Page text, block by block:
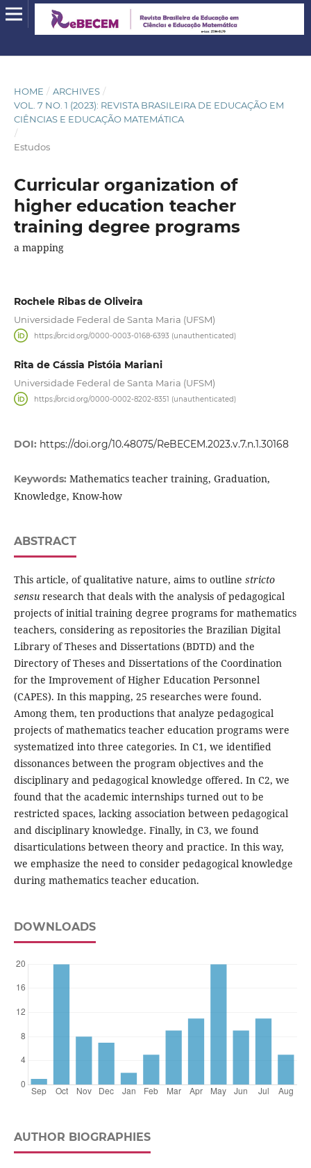
HOME / ARCHIVES /
VOL. 7 NO. 1 (2023): REVISTA BRASILEIRA DE EDUCAÇÃO EM
CIÊNCIAS E EDUCAÇÃO MATEMÁTICA
/
Estudos
Curricular organization of
higher education teacher
training degree programs
a mapping
Rochele Ribas de Oliveira
Universidade Federal de Santa Maria (UFSM)
https://orcid.org/0000-0003-0168-6393 (unauthenticated)
Rita de Cássia Pistóia Mariani
Universidade Federal de Santa Maria (UFSM)
https://orcid.org/0000-0002-8202-8351 (unauthenticated)
DOI: https://doi.org/10.48075/ReBECEM.2023.v.7.n.1.30168
Keywords: Mathematics teacher training, Graduation,
Knowledge, Know-how
ABSTRACT
This article, of qualitative nature, aims to outline stricto
sensuresearch that deals with the analysis of pedagogical
projects of initial training degree programs for mathematics
teachers, considering as repositories the Brazilian Digital
Library of Theses and Dissertations (BDTD) and the
Directory of Theses and Dissertations of the Coordination
for the Improvement of Higher Education Personnel
(CAPES). In this mapping, 25 researches were found.
Among them, ten productions that analyze pedagogical
projects of mathematics teacher education programs were
systematized into three categories. In C1, we identified
dissonances between the program objectives and the
disciplinary and pedagogical knowledge offered. In C2, we
found that the academic internships turned out to be
restricted spaces, lacking association between pedagogical
and disciplinary knowledge. Finally, in C3, we found
disarticulations between theory and practice. In this way,
we emphasize the need to consider pedagogical knowledge
during mathematics teacher education.
DOWNLOADS
AUTHOR BIOGRAPHIES